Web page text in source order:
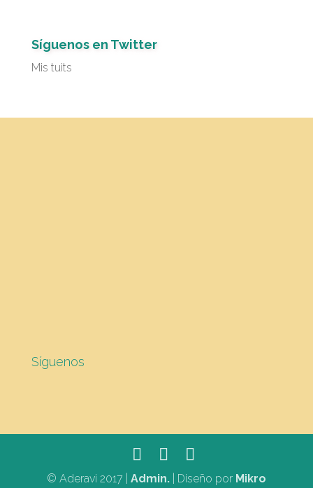
Síguenos en Twitter
Mis tuits
Síguenos
© Aderavi 2017 | Admin.| Diseño por Mikro